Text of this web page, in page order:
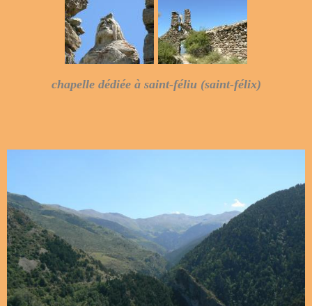
chapelle dédiée à saint-féliu (saint-félix)